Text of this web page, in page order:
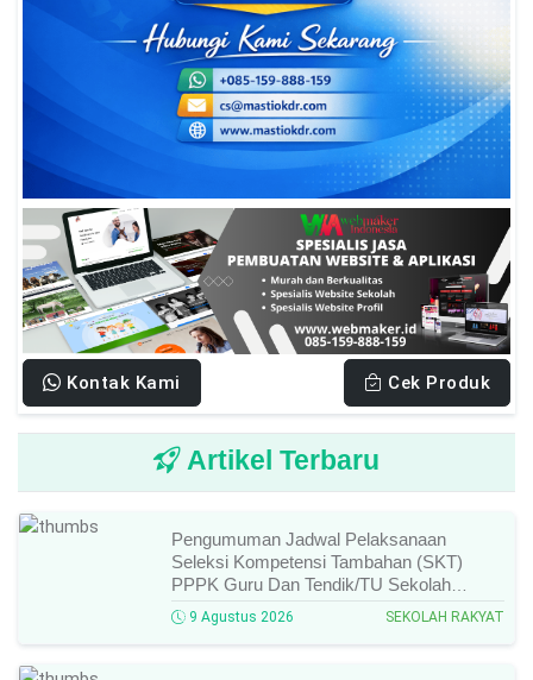
Kontak Kami Cek Produk
Artikel Terbaru
Pengumuman Jadwal Pelaksanaan
Seleksi Kompetensi Tambahan (SKT)
PPPK Guru Dan Tendik/TU Sekolah
Rakyat Di Kemensos Tahun 2026, Ini
Jadwal Dan Ketentuan Lengkapnya!
9 Agustus 2026 SEKOLAH RAKYAT